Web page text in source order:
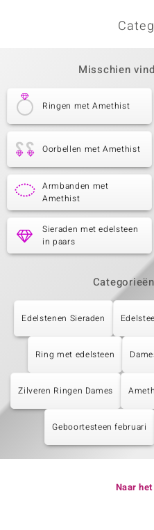
Misschien
Ringen met Amethist
Oorbellen met Amethist
Armbanden met
Amethist
Sieraden met edelsteen
in paars
Edelstenen Sieraden
Ring met edelsteen
Zilveren Ringen Dames
Geboortesteen februari
Naar